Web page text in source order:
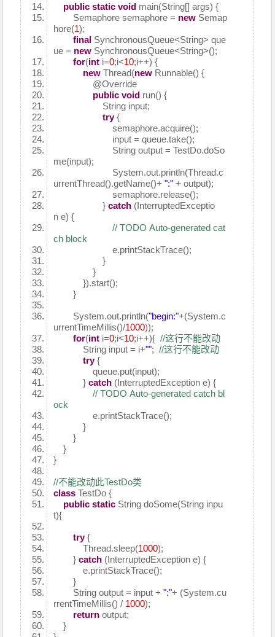
public static void main(String[] args) {
Semaphore semaphore = new Semap
hore(1);
final SynchronousQueue<String> que
ue = new SynchronousQueue<String>();
for(int i=0;i<10;i++) {
new Thread(new Runnable() {
@Override
public void run() {
String input;
try{
semaphore.acquire();
input = queue.take();
String output = TestDo.doSo
me(input);
System.out.println(Thread.c
urrentThread().getName()+":" + output);
semaphore.release();
}catch (InterruptedExceptio
n e) {
// TODO Auto-generated cat
ch block
e.printStackTrace();
}
}
}).start();
}
System.out.println("begin:"+(System.c
urrentTimeMillis()/1000));
for(int i=0;i<10;i++){//这行不能改动
String input = i+"";//这行不能改动
try{
queue.put(input);
}catch (InterruptedException e) {
// TODO Auto-generated catch bl
ock
e.printStackTrace();
}
}
}
}
//不能改动此TestDo类
class TestDo {
public static String doSome(String inpu
t){
try{
Thread.sleep(1000);
}catch (InterruptedException e) {
e.printStackTrace();
}
String output = input +":"+ (System.cu
rrentTimeMillis() / 1000);
return output;
}